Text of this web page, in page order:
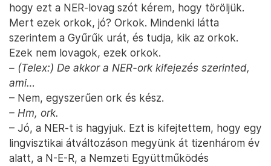
hogy ezt a NER-lovag szót kérem, hogy töröljük.
Mert ezek orkok, jó? Orkok. Mindenki látta
szerintem a Gyűrűk urát, és tudja, kik az orkok.
Ezek nem lovagok, ezek orkok.
– (Telex:) De akkor a NER-ork kifejezés szerinted,
ami…
– Nem, egyszerűen ork és kész.
– Hm, ork.
– Jó, a NER-t is hagyjuk. Ezt is kifejtettem, hogy egy
lingvisztikai átváltozáson megyünk át tizenhárom év
alatt, a N-E-R, a Nemzeti Együttműködés